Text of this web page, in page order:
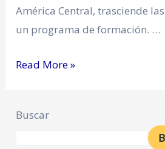
América Central, trasciende
un programa de formación. …
Read More »
Buscar